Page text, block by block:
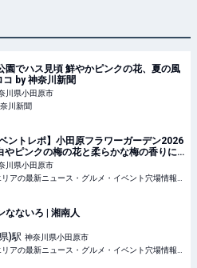
園でハス見頃 鮮やかピンクの花、夏の風
コ by 神奈川新聞
川県小田原市
川新聞
ベントレポ】小田原フラワーガーデン2026
やピンクの梅の花と柔らかな梅の香りに
南人
川県小田原市
なないろ | 湘南人
)駅 神奈川県小田原市